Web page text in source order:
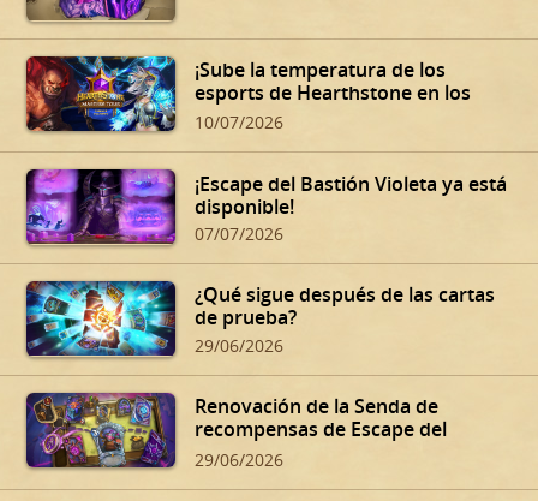
¡Sube la temperatura de los
esports de Hearthstone en los
Summer Playoffs!
10/07/2026
¡Escape del Bastión Violeta ya está
disponible!
07/07/2026
¿Qué sigue después de las cartas
de prueba?
29/06/2026
Renovación de la Senda de
recompensas de Escape del
Bastión Violeta
29/06/2026